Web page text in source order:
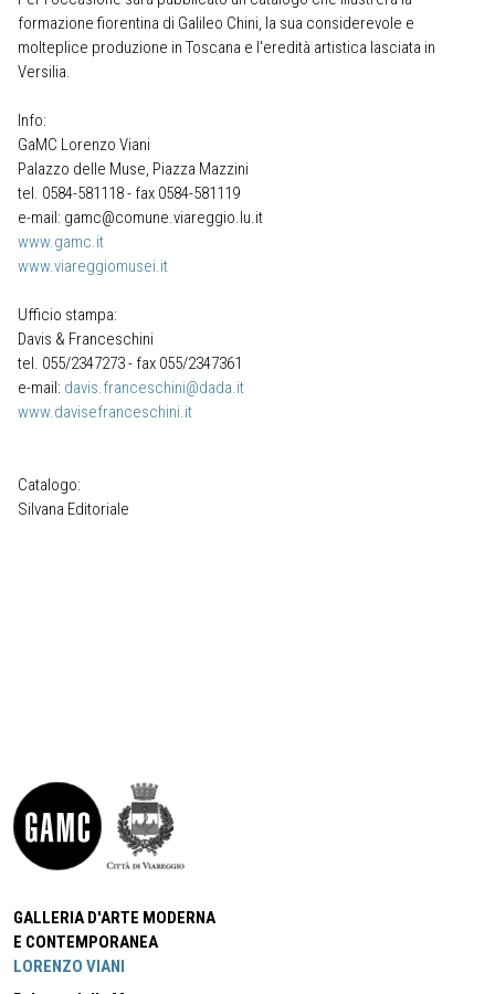
formazione fiorentina di Galileo Chini, la sua considerevole e
molteplice produzione in Toscana e l'eredità artistica lasciata in
Versilia.
Info:
GaMC Lorenzo Viani
Palazzo delle Muse, Piazza Mazzini
tel. 0584-581118 - fax 0584-581119
e-mail: gamc@comune.viareggio.lu.it
www.gamc.it
www.viareggiomusei.it
Ufficio stampa:
Davis & Franceschini
tel. 055/2347273 - fax 055/2347361
e-mail: davis.franceschini@dada.it
www.davisefranceschini.it
Catalogo:
Silvana Editoriale
GALLERIA D'ARTE MODERNA
E CONTEMPORANEA
LORENZO VIANI